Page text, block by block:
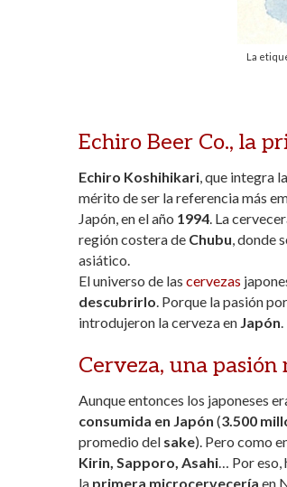
La
Echiro Beer Co., la
Echiro Koshihikari , que integra
mérito de ser la referencia más
Japón, en el año 1994 . La
región costera de Chubu , donde
asiático.
El universo de las cervezas
descubrirlo . Porque la pasión
introdujeron la cerveza en Japón
Cerveza, una pasión
Aunque entonces los japoneses
consumida en Japón (3.500
promedio del sake). Pero como
Kirin, Sapporo, Asahi … Por
la primera microcervecería en